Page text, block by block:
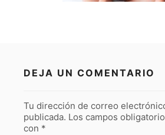
DEJA UN COMENTARIO
Tu dirección de correo
publicada. Los campos
con *